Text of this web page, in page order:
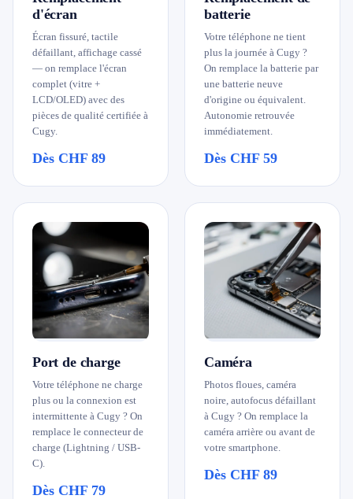
d'écran
Écran fissuré, tactile
défaillant, affichage cassé
— on remplace l'écran
complet (vitre +
LCD/OLED) avec des
pièces de qualité certifiée à
Cugy.
Dès CHF 89
batterie
Votre téléphone ne tient
plus la journée à Cugy ?
On remplace la batterie par
une batterie neuve
d'origine ou équivalent.
Autonomie retrouvée
immédiatement.
Dès CHF 59
Port de charge
Votre téléphone ne charge
plus ou la connexion est
intermittente à Cugy ? On
remplace le connecteur de
charge (Lightning / USB-
C).
Dès CHF 79
Caméra
Photos floues, caméra
noire, autofocus défaillant
à Cugy ? On remplace la
caméra arrière ou avant de
votre smartphone.
Dès CHF 89